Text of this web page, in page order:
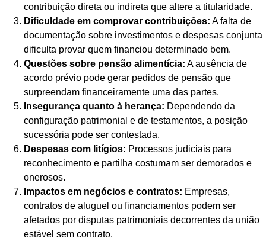
contribuição direta ou indireta que altere a titularidade.
Dificuldade em comprovar contribuições: A falta de
documentação sobre investimentos e despesas conjunta
dificulta provar quem financiou determinado bem.
Questões sobre pensão alimentícia: A ausência de
acordo prévio pode gerar pedidos de pensão que
surpreendam financeiramente uma das partes.
Insegurança quanto à herança: Dependendo da
configuração patrimonial e de testamentos, a posição
sucessória pode ser contestada.
Despesas com litígios: Processos judiciais para
reconhecimento e partilha costumam ser demorados e
onerosos.
Impactos em negócios e contratos: Empresas,
contratos de aluguel ou financiamentos podem ser
afetados por disputas patrimoniais decorrentes da união
estável sem contrato.